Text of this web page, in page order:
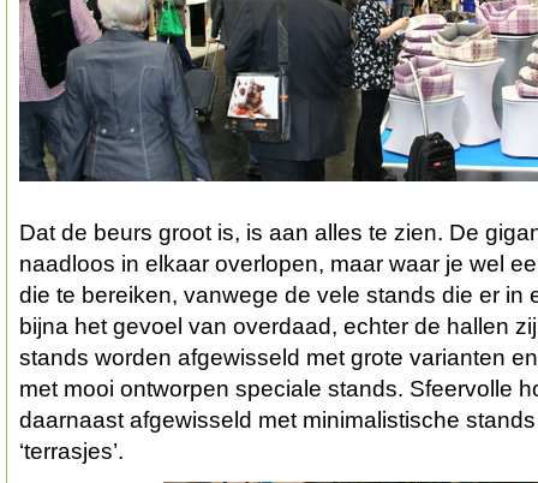
Dat de beurs groot is, is aan alles te zien. De
naadloos in elkaar overlopen, maar waar je wel
die te bereiken, vanwege de vele stands die er in
bijna het gevoel van overdaad, echter de hallen
stands worden afgewisseld met grote varianten
met mooi ontworpen speciale stands. Sfeervolle
daarnaast afgewisseld met minimalistische
‘terrasjes’.